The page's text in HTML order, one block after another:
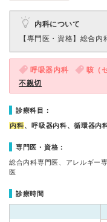
内科について
【専門医・資格】 総合内
呼吸器内科 咳（
不親切
診療科目：
内科、呼吸器内科、循環器内
専門医・資格：
総合内科専門医、アレルギー
医
診療時間